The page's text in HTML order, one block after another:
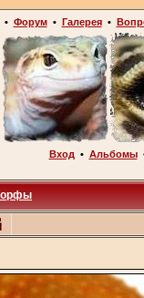
Форум• Галерея•
Вход • Альбомы